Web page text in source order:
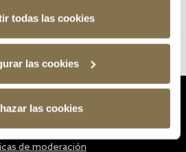
todas las cookies
las cookies
las cookies
de moderación